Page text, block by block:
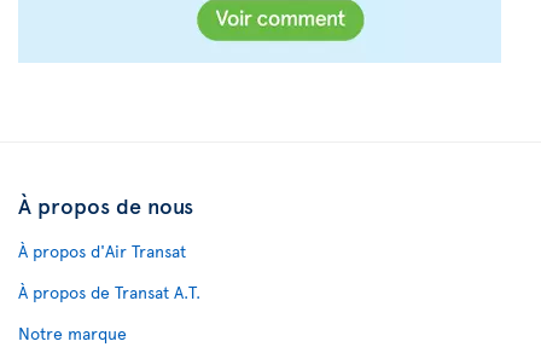
À propos de nous
À propos d'Air Transat
À propos de Transat A.T.
Notre marque